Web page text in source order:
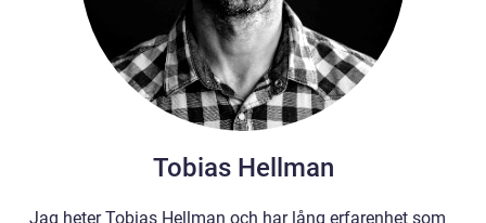
Tobias Hellman
Jag heter Tobias Hellman och har lång erfarenhet som